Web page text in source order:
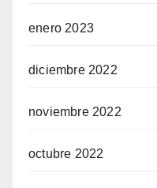
enero 2023
diciembre 2022
noviembre 2022
octubre 2022